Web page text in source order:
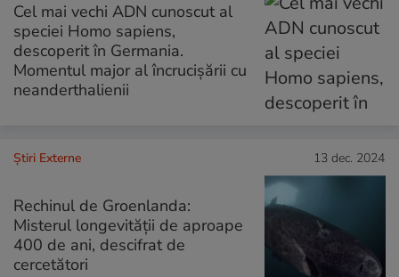
Cel mai vechi ADN cunoscut al
speciei Homo sapiens,
descoperit în Germania.
Momentul major al încrucișării cu
neanderthalienii
Știri Externe 13 dec. 2024
Rechinul de Groenlanda:
Misterul longevității de aproape
400 de ani, descifrat de
cercetători